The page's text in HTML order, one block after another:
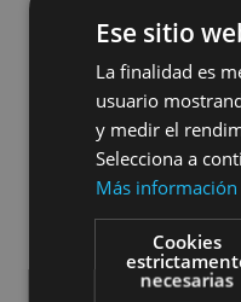
Localidades
Ese sitio
La finalidad es
usuario
y medir el
Selecciona a
Más información
Cookies
necesarias